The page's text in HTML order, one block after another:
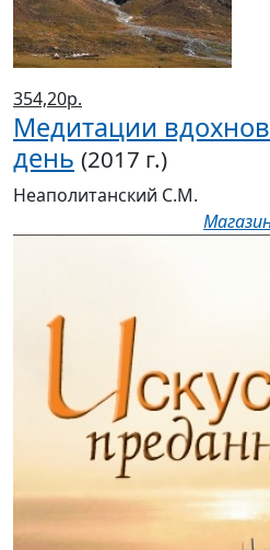
354,20р.
Медитации
день (2017 г.)
Неаполитанский С.М.